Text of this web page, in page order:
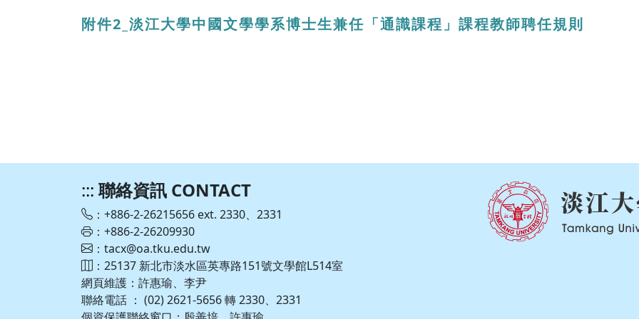
附件2_淡江大學中國文學學系博士生兼任「通識課程」課程教師聘任規則
::: 聯絡資訊 CONTACT
：+886-2-26215656 ext. 2330、2331
：+886-2-26209930
：tacx@oa.tku.edu.tw
：25137 新北市淡水區英專路151號文學館L514室
網頁維護：許惠瑜、李尹
聯絡電話 ： (02) 2621-5656 轉 2330、2331